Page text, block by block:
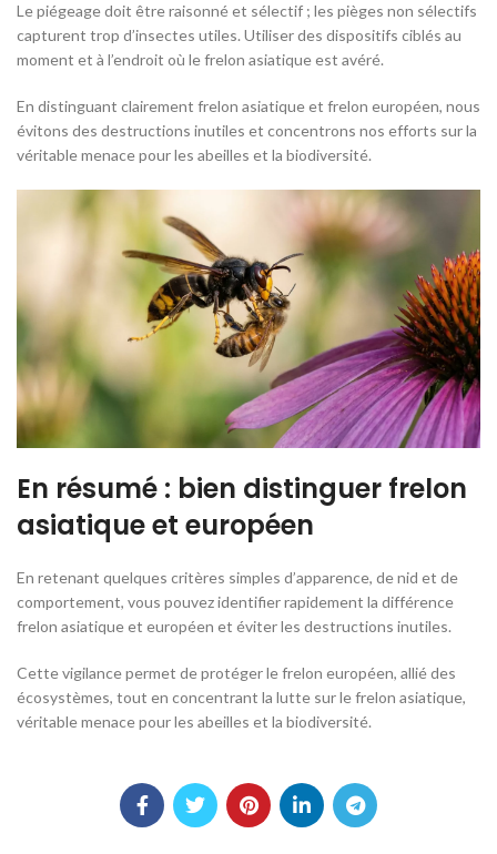
Le piégeage doit être raisonné et sélectif ; les pièges non sélectifs
capturent trop d’insectes utiles. Utiliser des dispositifs ciblés au
moment et à l’endroit où le frelon asiatique est avéré.
En distinguant clairement frelon asiatique et frelon européen, nous
évitons des destructions inutiles et concentrons nos efforts sur la
véritable menace pour les abeilles et la biodiversité.
En résumé : bien distinguer frelon
asiatique et européen
En retenant quelques critères simples d’apparence, de nid et de
comportement, vous pouvez identifier rapidement la différence
frelon asiatique et européen et éviter les destructions inutiles.
Cette vigilance permet de protéger le frelon européen, allié des
écosystèmes, tout en concentrant la lutte sur le frelon asiatique,
véritable menace pour les abeilles et la biodiversité.